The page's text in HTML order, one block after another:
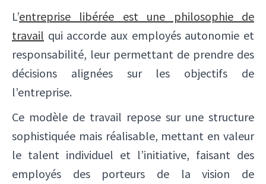
L’entreprise libérée est une philosophie de
travail qui accorde aux employés autonomie et
responsabilité, leur permettant de prendre des
décisions alignées sur les objectifs de
l’entreprise.
Ce modèle de travail repose sur une structure
sophistiquée mais réalisable, mettant en valeur
le talent individuel et l’initiative, faisant des
employés des porteurs de la vision de